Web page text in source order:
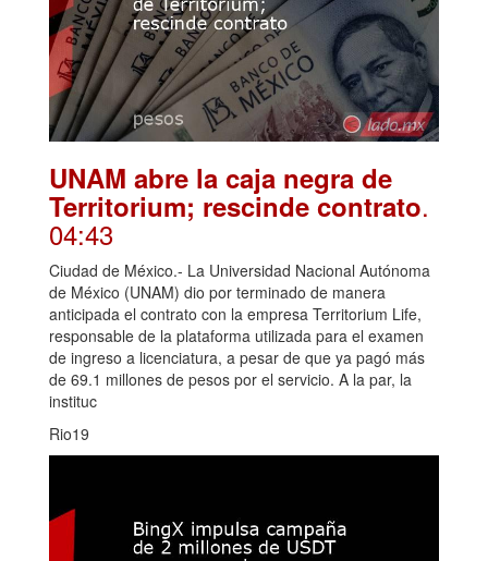
UNAM abre la caja negra de
Territorium; rescinde contrato.
04:43
Ciudad de México.- La Universidad Nacional Autónoma
de México (UNAM) dio por terminado de manera
anticipada el contrato con la empresa Territorium Life,
responsable de la plataforma utilizada para el examen
de ingreso a licenciatura, a pesar de que ya pagó más
de 69.1 millones de pesos por el servicio. A la par, la
instituc
Rio19